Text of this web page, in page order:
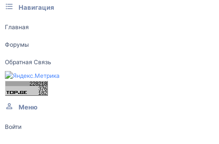
Навигация
Главная
Форумы
Обратная Связь
Меню
Войти